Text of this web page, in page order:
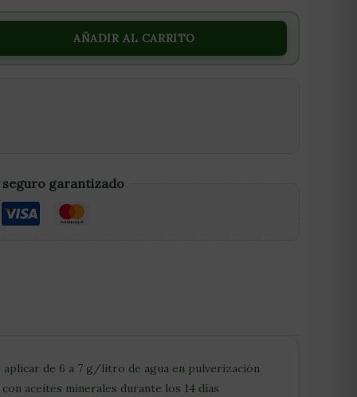
AÑADIR AL CARRITO
seguro garantizado
de 6 a 7 g/litro de agua en pulverización
aceites minerales durante los 14 días